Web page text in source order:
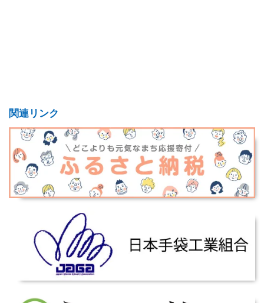
関連リンク